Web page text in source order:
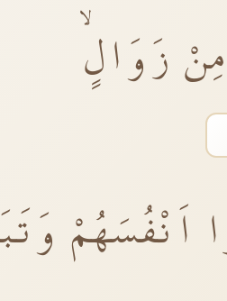
زَوَالٍۙ
اَنْفُسَهُمْ